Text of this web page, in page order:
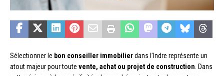
Sélectionner le bon conseiller immobilierdans l’Indre représente un
atout majeur pour toute vente, achat ou projet de construction . Dans